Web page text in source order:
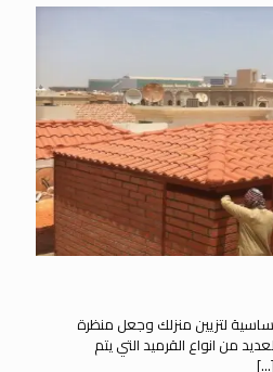
لتزيين منزلك وجعل منظرة
من انواع القرميد التي يتم
[…]